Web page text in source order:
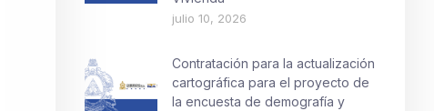
julio 10, 2026
Contratación para la actualización
cartográfica para el proyecto de
la encuesta de demografía y